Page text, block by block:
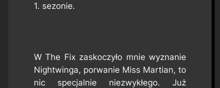
1. sezonie.
WThe Fix zaskoczyło mnie wyznanie
Nightwinga, porwanie Miss Martian, to
nic specjalnie niezwykłego. Już